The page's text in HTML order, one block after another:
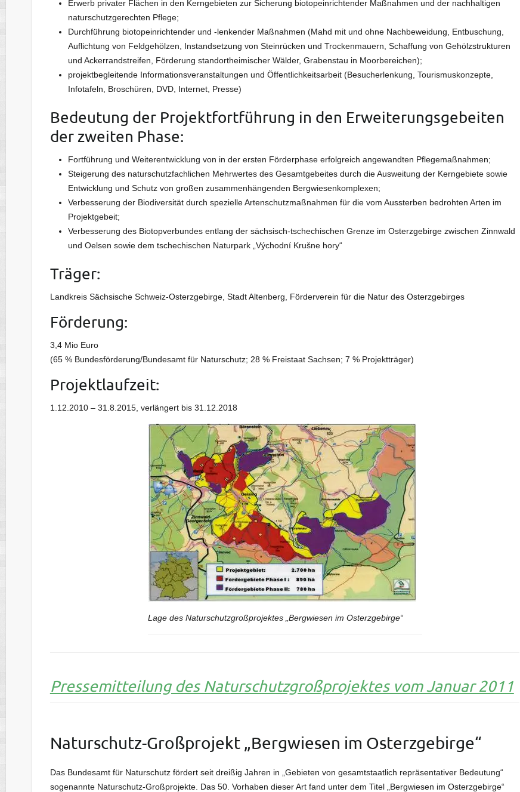
Erwerb privater Flächen in den Kerngebieten zur Sicherung biotopeinrichtender Maßnahmen und der nachhaltigen
naturschutzgerechten Pflege;
Durchführung biotopeinrichtender und -lenkender Maßnahmen (Mahd mit und ohne Nachbeweidung, Entbuschung,
Auflichtung von Feldgehölzen, Instandsetzung von Steinrücken und Trockenmauern, Schaffung von Gehölzstrukturen
und Ackerrandstreifen, Förderung standortheimischer Wälder, Grabenstau in Moorbereichen);
projektbegleitende Informationsveranstaltungen und Öffentlichkeitsarbeit (Besucherlenkung, Tourismuskonzepte,
Infotafeln, Broschüren, DVD, Internet, Presse)
Bedeutung der Projektfortführung in den Erweiterungsgebeiten
der zweiten Phase:
Fortführung und Weiterentwicklung von in der ersten Förderphase erfolgreich angewandten Pflegemaßnahmen;
Steigerung des naturschutzfachlichen Mehrwertes des Gesamtgebeites durch die Ausweitung der Kerngebiete sowie
Entwicklung und Schutz von großen zusammenhängenden Bergwiesenkomplexen;
Verbesserung der Biodiversität durch spezielle Artenschutzmaßnahmen für die vom Aussterben bedrohten Arten im
Projektgebeit;
Verbesserung des Biotopverbundes entlang der sächsisch-tschechischen Grenze im Osterzgebirge zwischen Zinnwald
und Oelsen sowie dem tschechischen Naturpark „Východní Krušne hory“
Träger:
Landkreis Sächsische Schweiz-Osterzgebirge, Stadt Altenberg, Förderverein für die Natur des Osterzgebirges
Förderung:
3,4 Mio Euro
(65 % Bundesförderung/Bundesamt für Naturschutz; 28 % Freistaat Sachsen; 7 % Projektträger)
Projektlaufzeit:
1.12.2010 – 31.8.2015, verlängert bis 31.12.2018
Lage des Naturschutzgroßprojektes „Bergwiesen im Osterzgebirge“
Pressemitteilung des Naturschutzgroßprojektes vom Januar 2011
Naturschutz-Großprojekt „Bergwiesen im Osterzgebirge“
Das Bundesamt für Naturschutz fördert seit dreißig Jahren in „Gebieten von gesamtstaatlich repräsentativer Bedeutung“
sogenannte Naturschutz-Großprojekte. Das 50. Vorhaben dieser Art fand unter dem Titel „Bergwiesen im Osterzgebirge“